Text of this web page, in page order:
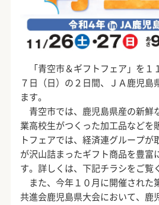
「青空市＆ギフトフェア」を１
７日（日）の２日間、ＪＡ鹿児島
ます。
青空市では、鹿児島県産の新鮮
業高校生がつくった加工品などを
トフェアでは、経済連グループが
が沢山詰まったギフト商品を豊富
す。詳しくは、下記チラシをご覧
また、今年１０月に開催された
共進会鹿児島県大会において、鹿